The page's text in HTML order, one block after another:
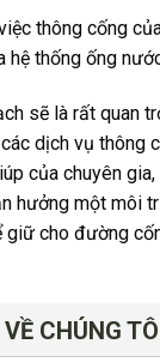
thông cống
thống ống
sẽ là rất quan
dịch vụ thông
của chuyên
hưởng một môi
cho đường
CHÚNG